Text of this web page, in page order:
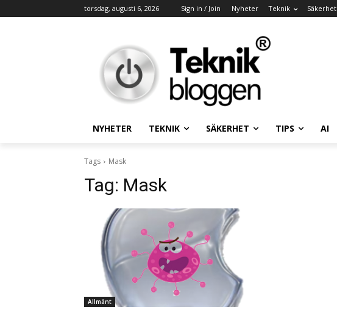
torsdag, augusti 6, 2026 Sign in / Join Nyheter Teknik Säkerhet
NYHETER TEKNIK SÄKERHET TIPS AI
Tags Mask
Tag: Mask
Allmänt